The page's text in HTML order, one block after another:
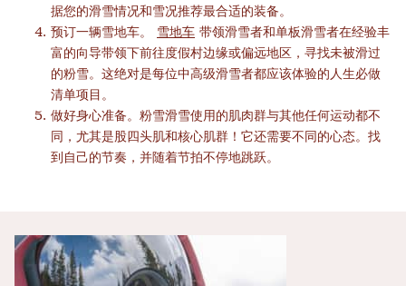
据您的滑雪情况和雪况推荐最合适的装备。
预订一辆雪地车。 雪地车 带领滑雪者和单板滑雪者在经验丰
富的向导带领下前往度假村边缘或偏远地区，寻找未被滑过
的粉雪。这绝对是每位中高级滑雪者都应该体验的人生必做
清单项目。
做好身心准备。粉雪滑雪使用的肌肉群与其他任何运动都不
同，尤其是股四头肌和核心肌群！它还需要不同的心态。找
到自己的节奏，并随着节拍不停地跳跃。